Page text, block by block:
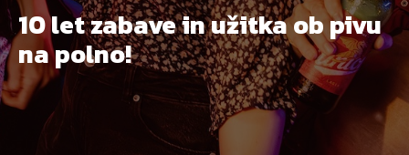
10 let zabave in užitka ob pivu
na polno!